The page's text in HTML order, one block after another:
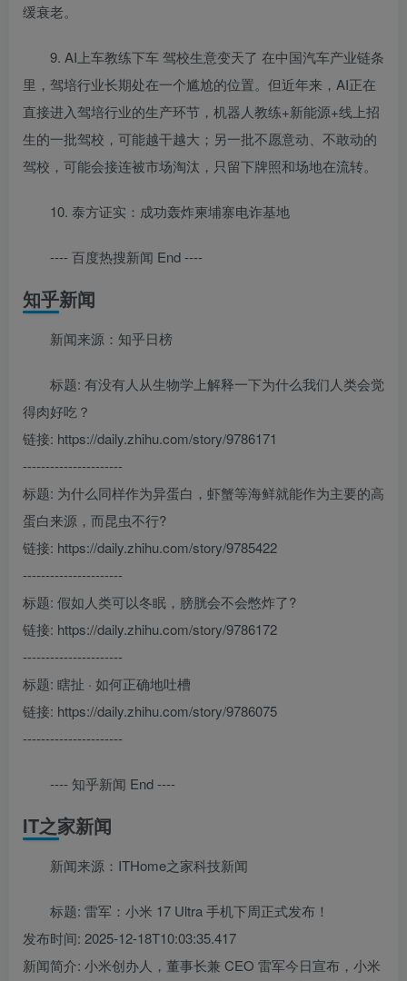
缓衰老。
9. AI上车教练下车 驾校生意变天了 在中国汽车产业链条
里，驾培行业长期处在一个尴尬的位置。但近年来，AI正在
直接进入驾培行业的生产环节，机器人教练+新能源+线上招
生的一批驾校，可能越干越大；另一批不愿意动、不敢动的
驾校，可能会接连被市场淘汰，只留下牌照和场地在流转。
10. 泰方证实：成功轰炸柬埔寨电诈基地
---- 百度热搜新闻 End ----
知乎新闻
新闻来源：知乎日榜
标题: 有没有人从生物学上解释一下为什么我们人类会觉
得肉好吃？
链接: https://daily.zhihu.com/story/9786171
----------------------
标题: 为什么同样作为异蛋白，虾蟹等海鲜就能作为主要的高
蛋白来源，而昆虫不行?
链接: https://daily.zhihu.com/story/9785422
----------------------
标题: 假如人类可以冬眠，膀胱会不会憋炸了?
链接: https://daily.zhihu.com/story/9786172
----------------------
标题: 瞎扯 · 如何正确地吐槽
链接: https://daily.zhihu.com/story/9786075
----------------------
---- 知乎新闻 End ----
IT之家新闻
新闻来源：ITHome之家科技新闻
标题: 雷军：小米 17 Ultra 手机下周正式发布！
发布时间: 2025-12-18T10:03:35.417
新闻简介: 小米创办人，董事长兼 CEO 雷军今日宣布，小米